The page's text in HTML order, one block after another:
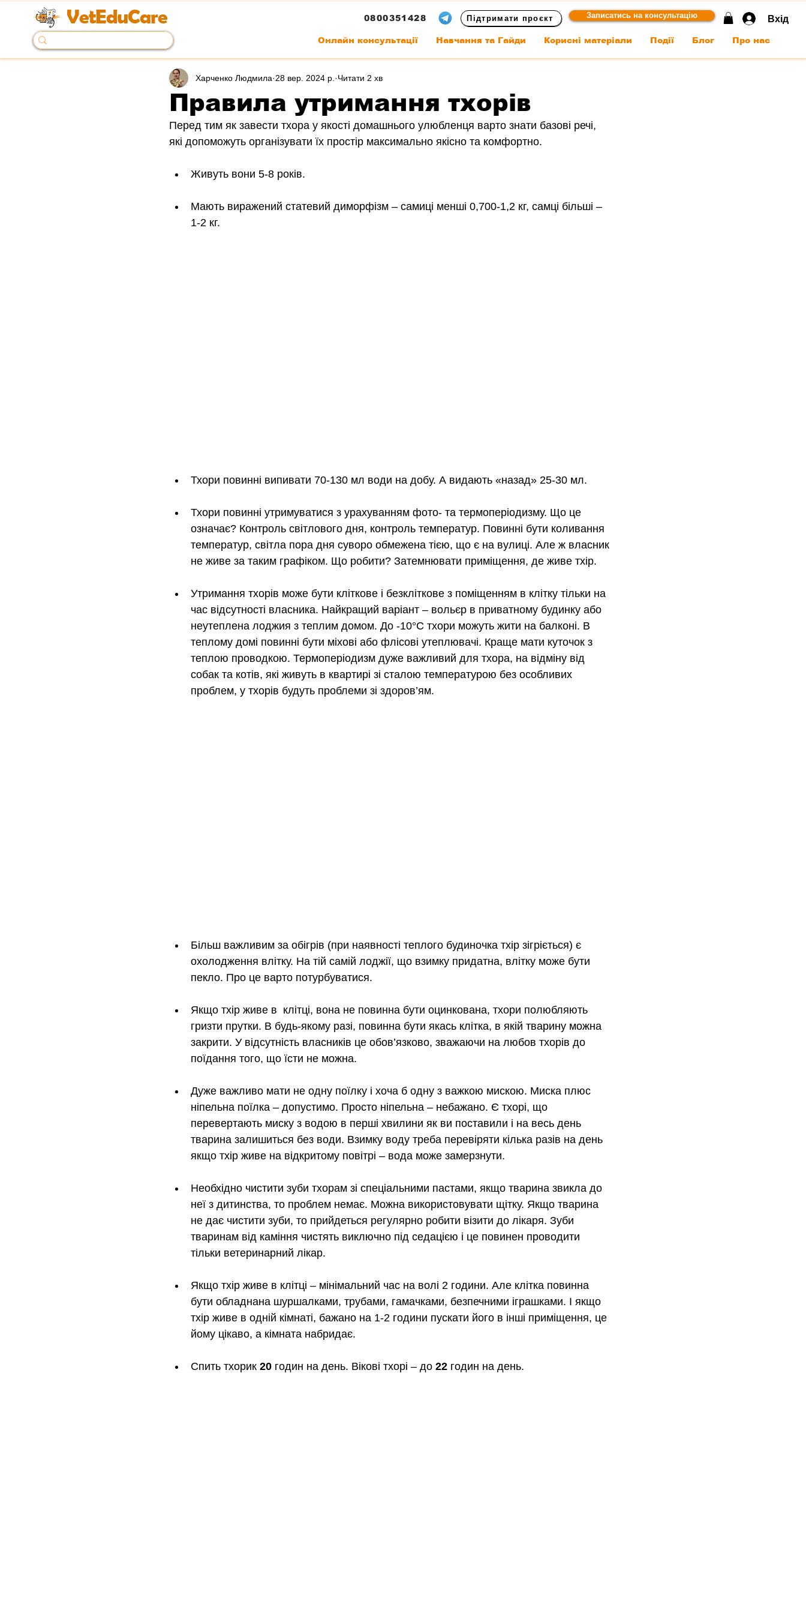
VetEduCare 0800351428 Підтримати проєкт Записатись на консультацію Вхід
Онлайн консультації Навчання та Гайди Корисні матеріали Події Блог Про нас
Правила утримання тхорів
Харченко Людмила 28 вер. 2024 р. Читати 2 хв
Перед тим як завести тхора у якості домашнього улюбленця варто знати базові речі,
які допоможуть організувати їх простір максимально якісно та комфортно.
Живуть вони 5-8 років.
Мають виражений статевий диморфізм – самиці менші 0,700-1,2 кг, самці більші –
1-2 кг.
Тхори повинні випивати 70-130 мл води на добу. А видають «назад» 25-30 мл.
Тхори повинні утримуватися з урахуванням фото- та термоперіодизму. Що це
означає? Контроль світлового дня, контроль температур. Повинні бути коливання
температур, світла пора дня суворо обмежена тією, що є на вулиці. Але ж власник
не живе за таким графіком. Що робити? Затемнювати приміщення, де живе тхір.
Утримання тхорів може бути кліткове і безкліткове з поміщенням в клітку тільки на
час відсутності власника. Найкращий варіант – вольєр в приватному будинку або
неутеплена лоджия з теплим домом. До -10°С тхори можуть жити на балконі. В
теплому домі повинні бути міхові або флісові утеплювачі. Краще мати куточок з
теплою проводкою. Термоперіодизм дуже важливий для тхора, на відміну від
собак та котів, які живуть в квартирі зі сталою температурою без особливих
проблем, у тхорів будуть проблеми зі здоров’ям.
Більш важливим за обігрів (при наявності теплого будиночка тхір зігріється) є
охолодження влітку. На тій самій лоджії, що взимку придатна, влітку може бути
пекло. Про це варто потурбуватися.
Якщо тхір живе в  клітці, вона не повинна бути оцинкована, тхори полюбляють
гризти прутки. В будь-якому разі, повинна бути якась клітка, в якій тварину можна
закрити. У відсутність власників це обов’язково, зважаючи на любов тхорів до
поїдання того, що їсти не можна.
Дуже важливо мати не одну поїлку і хоча б одну з важкою мискою. Миска плюс
ніпельна поїлка – допустимо. Просто ніпельна – небажано. Є тхорі, що
перевертають миску з водою в перші хвилини як ви поставили і на весь день
тварина залишиться без води. Взимку воду треба перевіряти кілька разів на день
якщо тхір живе на відкритому повітрі – вода може замерзнути.
Необхідно чистити зуби тхорам зі спеціальними пастами, якщо тварина звикла до
неї з дитинства, то проблем немає. Можна використовувати щітку. Якщо тварина
не дає чистити зуби, то прийдеться регулярно робити візити до лікаря. Зуби
тваринам від каміння чистять виключно під седацією і це повинен проводити
тільки ветеринарний лікар.
Якщо тхір живе в клітці – мінімальний час на волі 2 години. Але клітка повинна
бути обладнана шуршалками, трубами, гамачками, безпечними іграшками. І якщо
тхір живе в одній кімнаті, бажано на 1-2 години пускати його в інші приміщення, це
йому цікаво, а кімната набридає.
Спить тхорик 20 годин на день. Вікові тхорі – до 22 годин на день.